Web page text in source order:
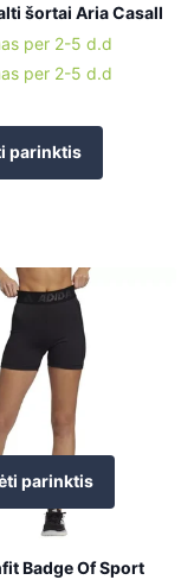
šortai Aria Casall
per 2-5 d.d
per 2-5 d.d
parinktis
parinktis
Badge Of Sport